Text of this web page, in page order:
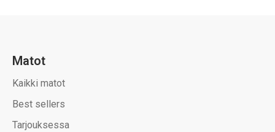
Matot
Kaikki matot
Best sellers
Tarjouksessa